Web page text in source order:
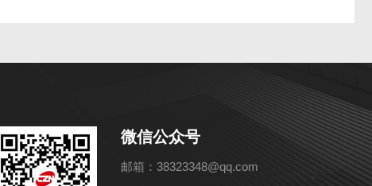
微信公众号
邮箱：38323348@qq.com